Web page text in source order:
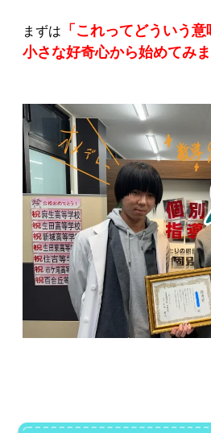
まずは
「これってどういう
小さな好奇心から始めてみま